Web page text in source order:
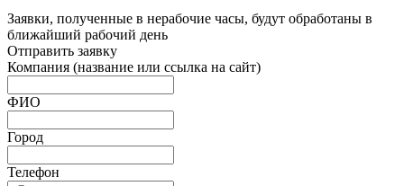
Заявки, полученные в нерабочие часы, будут обработаны в
ближайший рабочий день
Отправить заявку
Компания (название или ссылка на сайт)
ФИО
Город
Телефон